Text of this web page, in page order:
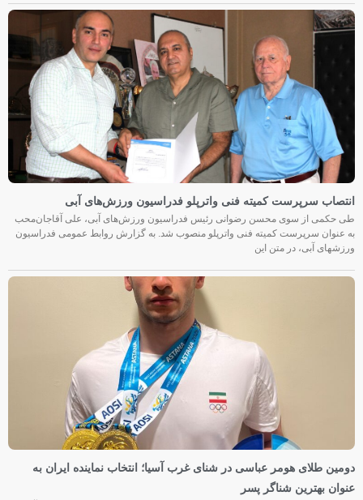
انتصاب سرپرست کمیته فنی واترپلو فدراسیون ورزش‌های آبی
طی حکمی از سوی محسن رضوانی رئیس فدراسیون ورزش‌های آبی، علی آقاجان‌محب
به عنوان سرپرست کمیته فنی واترپلو منصوب شد. به گزارش روابط عمومی فدراسیون
ورزشهای آبی، در متن این
دومین طلای هومر عباسی در شنای غرب آسیا؛ انتخاب نماینده ایران به
عنوان بهترین شناگر پسر